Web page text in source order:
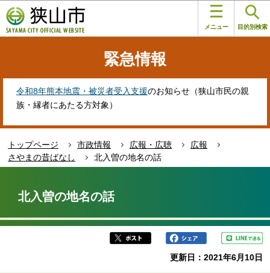
の
ペ
す
メニュー 目的別検索
緊急情報
令和8年熊本地震・被災者受入支援のお知らせ（狭山市民の親
族・縁者にあたる方対象）
トップページ 市政情報 広報・広聴
広報
さやまの昔ばなし
北入曽の地名の話
か
北入曽の地名の話
更新日：2021年6月10日